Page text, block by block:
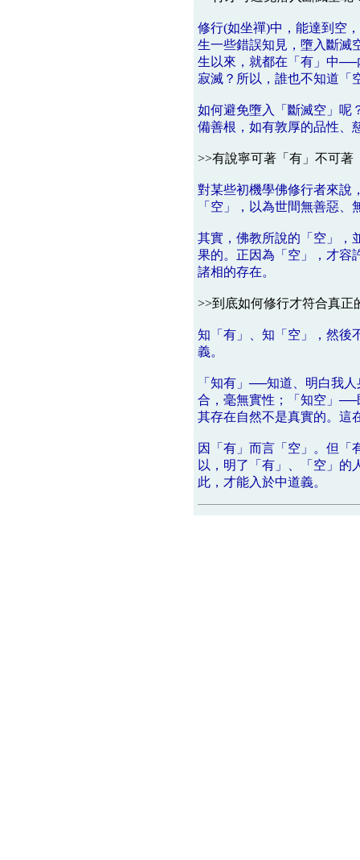
修行(如坐禪)中，能達到空
生一些錯誤知見，墮入斷滅
生以來，就都在「有」中
寂滅？所以，誰也不知道「
如何避免墮入「斷滅空」呢
備善根，如有敦厚的品性、
>>有說寧可著「有」不可著
對某些初機學佛修行者來說
「空」，以為世間無善惡
其實，佛教所說的「空」，
果的。正因為「空」，才容
諸相的存在。
>>到底如何修行才符合真正
知「有」、知「空」，然後
義。
「知有」──知道、明白我
合，毫無實性；「知空」
其存在自然不是真實的。這
因「有」而言「空」。但「
以，明了「有」、「空」的
此，才能入於中道義。